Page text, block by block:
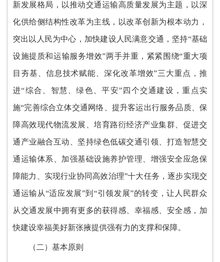
新发展格局，以推动交通运输高质量发展为主题，以深
化供给侧结构性改革为主线，以改革创新为根本动力，
突出以人民为中心，加快建设人民满意交通，坚持“基础
设施提质和运输服务增效”两手并重，紧紧围绕“重大项
目夯基、信息技术赋能、深化改革增效”三大重点，推
进“综合、智慧、绿色、平安”四个交通建设，重点实
施“完善综合立体交通网络、提升客运出行服务品质、保
障高效现代物流发展、培育路衍经济产业集群、促进交
通产业融合互动、坚持绿色低碳交通引领、打造智慧交
通运输体系、加强基础设施养护管理、增强安全应急保
障能力、实现行业协同高效治理”十大任务，逐步实现交
通运输从“适应发展”到“引领发展”的转变，让人民群众
从交通发展中拥有更多的获得感、幸福感、安全感，加
快建设幸福美好新张掖提供强有力的支撑和保障。
（二）基本原则